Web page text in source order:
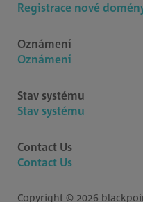
Registrace nové
Oznámení
Oznámení
Stav systému
Stav systému
Contact Us
Contact Us
Copyright © 2026